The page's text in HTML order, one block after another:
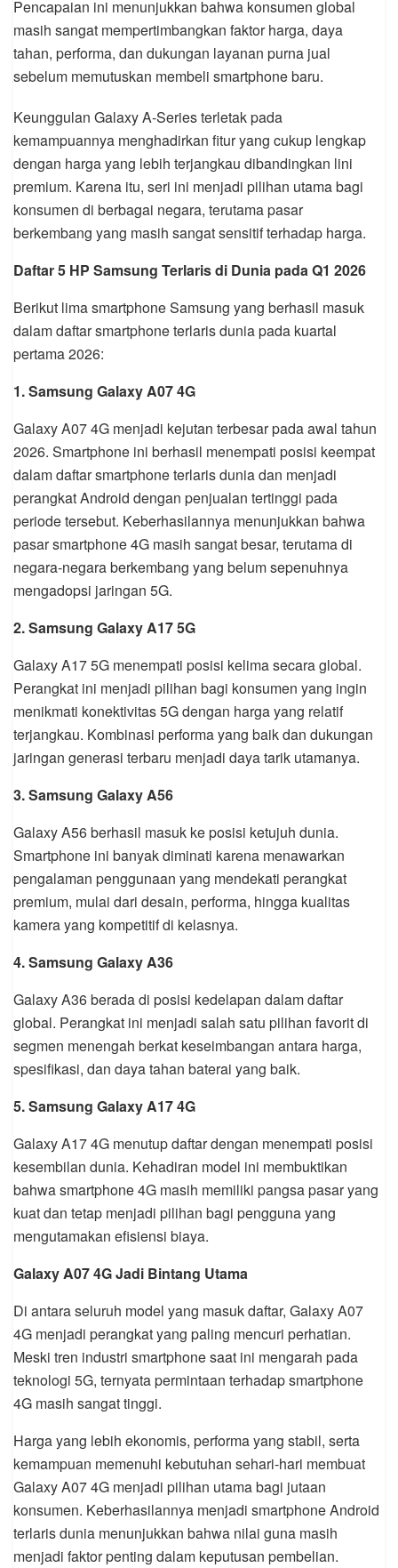
Pencapaian ini menunjukkan bahwa konsumen global
masih sangat mempertimbangkan faktor harga, daya
tahan, performa, dan dukungan layanan purna jual
sebelum memutuskan membeli smartphone baru.
Keunggulan Galaxy A-Series terletak pada
kemampuannya menghadirkan fitur yang cukup lengkap
dengan harga yang lebih terjangkau dibandingkan lini
premium. Karena itu, seri ini menjadi pilihan utama bagi
konsumen di berbagai negara, terutama pasar
berkembang yang masih sangat sensitif terhadap harga.
Daftar 5 HP Samsung Terlaris di Dunia pada Q1 2026
Berikut lima smartphone Samsung yang berhasil masuk
dalam daftar smartphone terlaris dunia pada kuartal
pertama 2026:
1. Samsung Galaxy A07 4G
Galaxy A07 4G menjadi kejutan terbesar pada awal tahun
2026. Smartphone ini berhasil menempati posisi keempat
dalam daftar smartphone terlaris dunia dan menjadi
perangkat Android dengan penjualan tertinggi pada
periode tersebut. Keberhasilannya menunjukkan bahwa
pasar smartphone 4G masih sangat besar, terutama di
negara-negara berkembang yang belum sepenuhnya
mengadopsi jaringan 5G.
2. Samsung Galaxy A17 5G
Galaxy A17 5G menempati posisi kelima secara global.
Perangkat ini menjadi pilihan bagi konsumen yang ingin
menikmati konektivitas 5G dengan harga yang relatif
terjangkau. Kombinasi performa yang baik dan dukungan
jaringan generasi terbaru menjadi daya tarik utamanya.
3. Samsung Galaxy A56
Galaxy A56 berhasil masuk ke posisi ketujuh dunia.
Smartphone ini banyak diminati karena menawarkan
pengalaman penggunaan yang mendekati perangkat
premium, mulai dari desain, performa, hingga kualitas
kamera yang kompetitif di kelasnya.
4. Samsung Galaxy A36
Galaxy A36 berada di posisi kedelapan dalam daftar
global. Perangkat ini menjadi salah satu pilihan favorit di
segmen menengah berkat keseimbangan antara harga,
spesifikasi, dan daya tahan baterai yang baik.
5. Samsung Galaxy A17 4G
Galaxy A17 4G menutup daftar dengan menempati posisi
kesembilan dunia. Kehadiran model ini membuktikan
bahwa smartphone 4G masih memiliki pangsa pasar yang
kuat dan tetap menjadi pilihan bagi pengguna yang
mengutamakan efisiensi biaya.
Galaxy A07 4G Jadi Bintang Utama
Di antara seluruh model yang masuk daftar, Galaxy A07
4G menjadi perangkat yang paling mencuri perhatian.
Meski tren industri smartphone saat ini mengarah pada
teknologi 5G, ternyata permintaan terhadap smartphone
4G masih sangat tinggi.
Harga yang lebih ekonomis, performa yang stabil, serta
kemampuan memenuhi kebutuhan sehari-hari membuat
Galaxy A07 4G menjadi pilihan utama bagi jutaan
konsumen. Keberhasilannya menjadi smartphone Android
terlaris dunia menunjukkan bahwa nilai guna masih
menjadi faktor penting dalam keputusan pembelian.